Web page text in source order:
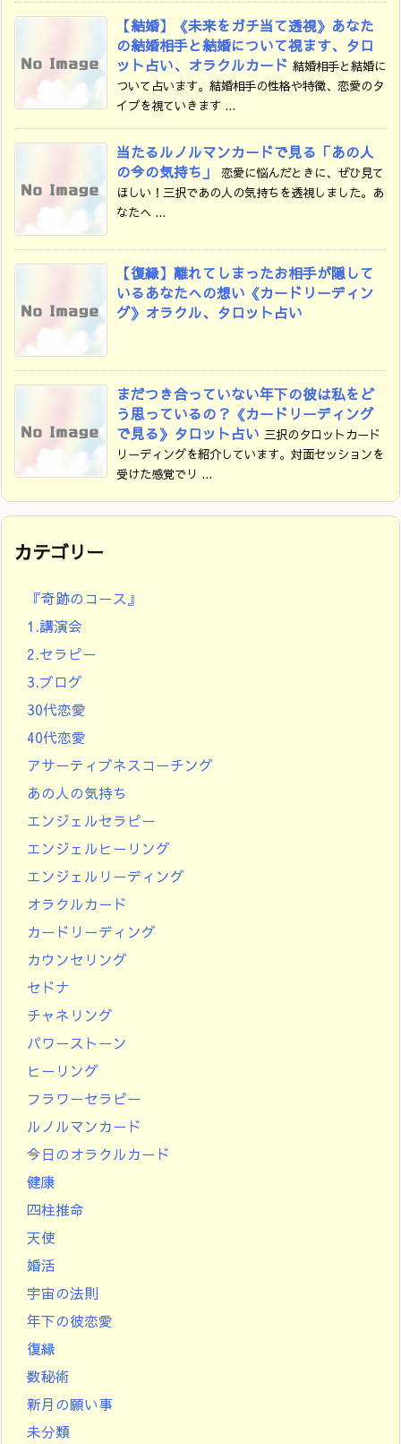
【結婚】《未来をガチ当て透視》あなた
の結婚相手と結婚について視ます、タロ
ット占い、オラクルカード 結婚相手と結婚に
ついて占います。結婚相手の性格や特徴、恋愛のタ
イプを視ていきます ...
当たるルノルマンカードで見る「あの人
の今の気持ち」
恋愛に悩んだときに、ぜひ見て
ほしい！三択であの人の気持ちを透視しました。あ
なたへ ...
【復縁】離れてしまったお相手が隠して
いるあなたへの想い《カードリーディン
グ》オラクル、タロット占い
まだつき合っていない年下の彼は私をど
う思っているの？《カードリーディング
で見る》タロット占い 三択のタロットカード
リーディングを紹介しています。対面セッションを
受けた感覚でリ ...
カテゴリー
『奇跡のコース』
1.講演会
2.セラピー
3.ブログ
30代恋愛
40代恋愛
アサーティブネスコーチング
あの人の気持ち
エンジェルセラピー
エンジェルヒーリング
エンジェルリーディング
オラクルカード
カードリーディング
カウンセリング
セドナ
チャネリング
パワーストーン
ヒーリング
フラワーセラピー
ルノルマンカード
今日のオラクルカード
健康
四柱推命
天使
婚活
宇宙の法則
年下の彼恋愛
復縁
数秘術
新月の願い事
未分類